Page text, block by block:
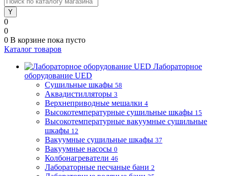
0
0
0 В корзине пока пусто
Каталог товаров
Лабораторное
оборудование UED
Сушильные шкафы 58
Аквадистилляторы 3
Верхнеприводные мешалки 4
Высокотемпературные сушильные шкафы 15
Высокотемпературные вакуумные сушильные
шкафы 12
Вакуумные сушильные шкафы 37
Вакуумные насосы 0
Колбонагреватели 46
Лабораторные песчаные бани 2